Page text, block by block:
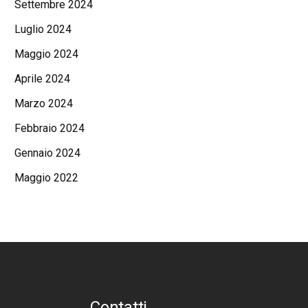
Settembre 2024
Luglio 2024
Maggio 2024
Aprile 2024
Marzo 2024
Febbraio 2024
Gennaio 2024
Maggio 2022